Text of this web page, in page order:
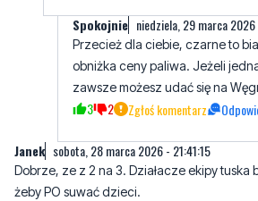
zawsze możesz udać się na
3 2 Zgłoś komentarz
sobota, 28 marca 2026 - 21:41:15
Dobrze, ze z 2 na 3. Działacze ekipy tuska
1 Zgłoś komentarz Odpowiedz na
Xc sobota, 28 marca 2026 - 21:52:32